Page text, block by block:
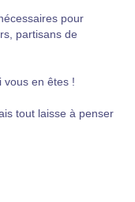
pour
partisans de
vous en êtes !
tout laisse à penser